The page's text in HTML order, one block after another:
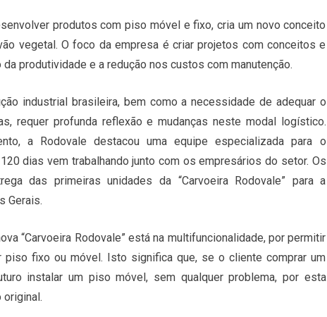
produtos com piso móvel e fixo, cria um novo conceito
vegetal. O foco da empresa é criar projetos com conceitos e
produtividade e a redução nos custos com manutenção.
industrial brasileira, bem como a necessidade de adequar o
requer profunda reflexão e mudanças neste modal logístico.
a Rodovale destacou uma equipe especializada para o
dias vem trabalhando junto com os empresários do setor. Os
das primeiras unidades da “Carvoeira Rodovale” para a
Gerais.
“Carvoeira Rodovale” está na multifuncionalidade, por permitir
fixo ou móvel. Isto significa que, se o cliente comprar um
instalar um piso móvel, sem qualquer problema, por esta